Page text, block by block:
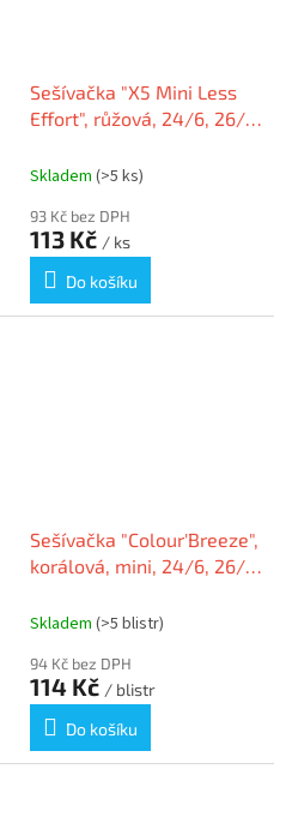
Sešívačka "X5 Mini Less
Effort", růžová, 24/6, 26/6,
RAPESCO
Skladem (>5 ks)
93 Kč bez DPH
113 Kč / ks
Do košíku
Sešívačka "Colour'Breeze",
korálová, mini, 24/6, 26/6,
Skladem (>5 blistr)
94 Kč bez DPH
114 Kč / blistr
Do košíku